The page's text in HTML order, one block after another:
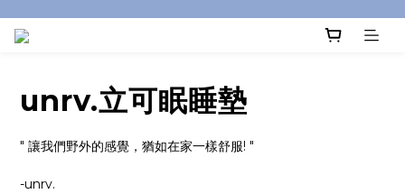
unrv.立可眠睡墊
" 讓我們野外的感覺，猶如在家一樣舒服! "
-unrv.